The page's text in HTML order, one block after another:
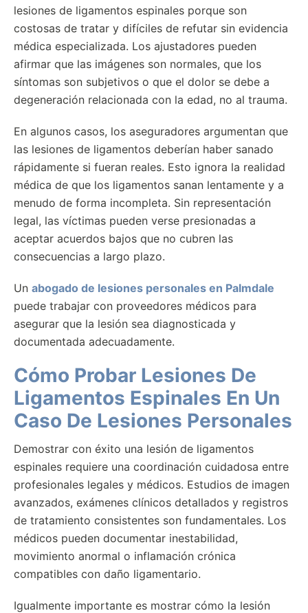
lesiones de ligamentos espinales porque son
costosas de tratar y difíciles de refutar sin evidencia
médica especializada. Los ajustadores pueden
afirmar que las imágenes son normales, que los
síntomas son subjetivos o que el dolor se debe a
degeneración relacionada con la edad, no al trauma.
En algunos casos, los aseguradores argumentan que
las lesiones de ligamentos deberían haber sanado
rápidamente si fueran reales. Esto ignora la realidad
médica de que los ligamentos sanan lentamente y a
menudo de forma incompleta. Sin representación
legal, las víctimas pueden verse presionadas a
aceptar acuerdos bajos que no cubren las
consecuencias a largo plazo.
Un abogado de lesiones personales en Palmdale
puede trabajar con proveedores médicos para
asegurar que la lesión sea diagnosticada y
documentada adecuadamente.
Cómo Probar Lesiones De
Ligamentos Espinales En Un
Caso De Lesiones Personales
Demostrar con éxito una lesión de ligamentos
espinales requiere una coordinación cuidadosa entre
profesionales legales y médicos. Estudios de imagen
avanzados, exámenes clínicos detallados y registros
de tratamiento consistentes son fundamentales. Los
médicos pueden documentar inestabilidad,
movimiento anormal o inflamación crónica
compatibles con daño ligamentario.
Igualmente importante es mostrar cómo la lesión